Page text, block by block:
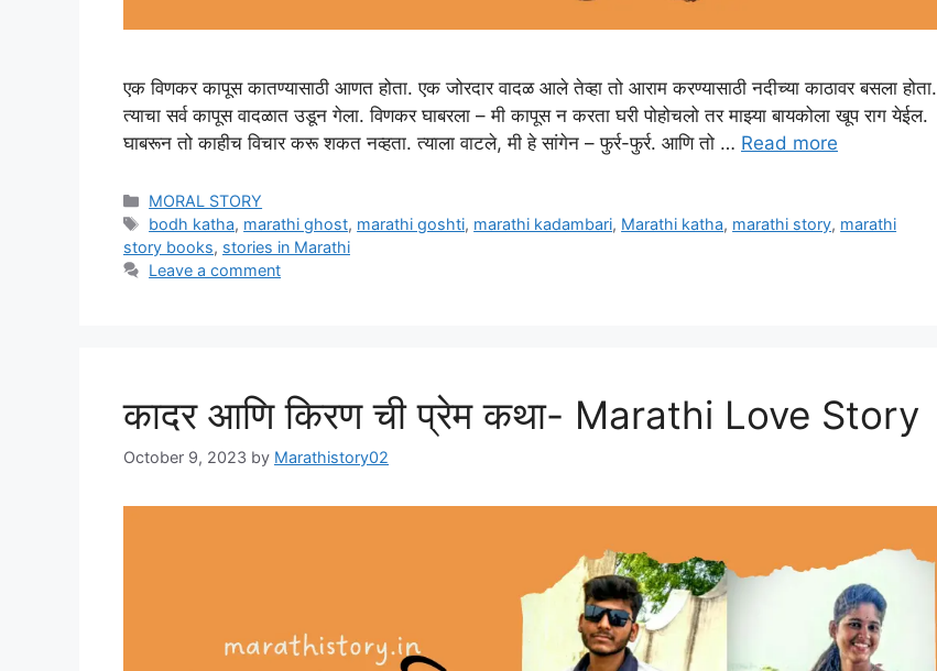
एक विणकर कापूस कातण्यासाठी आणत होता. एक जोरदार वादळ आले तेव्हा तो आराम करण्यासाठी नदीच्या काठावर बसला होता.
त्याचा सर्व कापूस वादळात उडून गेला. विणकर घाबरला – मी कापूस न करता घरी पोहोचलो तर माझ्या बायकोला खूप राग येईल.
घाबरून तो काहीच विचार करू शकत नव्हता. त्याला वाटले, मी हे सांगेन – फुर्र-फुर्र. आणि तो … Read more
Categories
MORAL STORY
Tags
bodh katha, marathi ghost, marathi goshti, marathi kadambari, Marathi katha, marathi story, marathi
story books, stories in Marathi
Leave a comment
कादर आणि किरण ची प्रेम कथा- Marathi Love Story
October 9, 2023 by Marathistory02